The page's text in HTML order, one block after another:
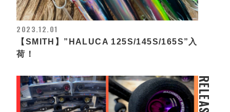
2023.12.01
【SMITH】”HALUCA 125S/145S/165S”入
荷！
RELEASE